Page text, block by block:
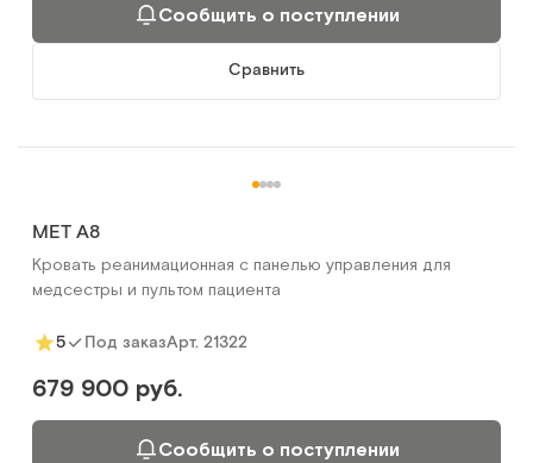
Сообщить о поступлении
Сравнить
MET A8
Кровать реанимационная с панелью управления для
медсестры и пультом пациента
5 Под заказАрт. 21322
679 900 руб.
Сообщить о поступлении